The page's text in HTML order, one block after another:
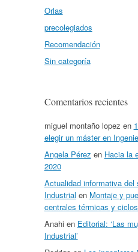
Orlas
precolegiados
Recomendación
Sin categoría
Comentarios recientes
miguel montaño lopez en
elegir un máster en
Angela Pérez en Hacia la
2020
Actualidad informativa del
Industrial en Montaje y
centrales térmicas y
Anahi en Editorial: ‘Las
Industrial’